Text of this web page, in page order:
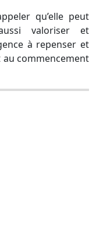
qu’elle peut
valoriser et
à repenser et
commencement